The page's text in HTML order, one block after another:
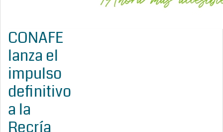
CONAFE
lanza el
impulso
definitivo
a la
Recría